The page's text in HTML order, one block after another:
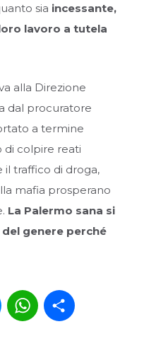
sia incessante,
lavoro a tutela
alla Direzione
dal procuratore
a termine
di colpire reati
il traffico di droga,
mafia prosperano
La Palermo sana si
genere perché
MessengerWhatsApp